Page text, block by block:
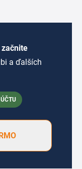
a ďalších